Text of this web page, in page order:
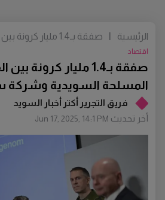
فريق التجرير أكتر أخبار السويد
أخر تحديث Jun 17, 2025, 14:1 PM
صفقة بـ1.4 مليار كرونة
المسلحة السويدية وشركة
اقتصاد
الرئيسية |
صفقة بـ1.4 مليار